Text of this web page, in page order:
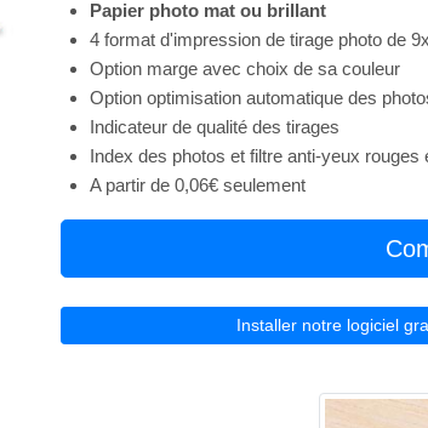
Papier photo mat ou brillant
4 format d'impression de tirage photo de
Option marge avec choix de sa couleur
Option optimisation automatique des
Indicateur de qualité des tirages
Index des photos et filtre anti-yeux rouges
A partir de 0,06€ seulement
Installer notre logiciel